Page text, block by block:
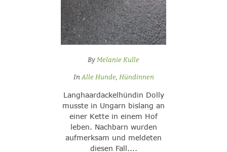
By Melanie Kulle
InAlle Hunde, Hündinnen
Langhaardackelhündin Dolly
musste in Ungarn bislang an
einer Kette in einem Hof
leben. Nachbarn wurden
aufmerksam und meldeten
diesen Fall....